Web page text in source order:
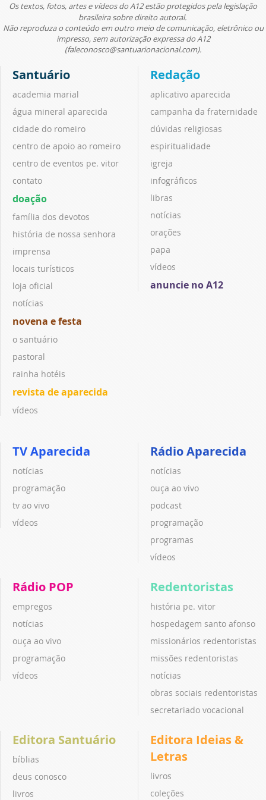
Os textos, fotos, artes e vídeos do A12 estão protegidos pela legislação
brasileira sobre direito autoral.
Não reproduza o conteúdo em outro meio de comunicação, eletrônico ou
impresso, sem autorização expressa do A12
(faleconosco@santuarionacional.com).
Santuário
academia marial
água mineral aparecida
cidade do romeiro
centro de apoio ao romeiro
centro de eventos pe. vitor
contato
doação
família dos devotos
história de nossa senhora
imprensa
locais turísticos
loja oficial
notícias
novena e festa
o santuário
pastoral
rainha hotéis
revista de aparecida
vídeos
Redação
aplicativo aparecida
campanha da fraternidade
dúvidas religiosas
espiritualidade
igreja
infográficos
libras
notícias
orações
papa
vídeos
anuncie no A12
TV Aparecida
notícias
programação
tv ao vivo
vídeos
Rádio Aparecida
notícias
ouça ao vivo
podcast
programação
programas
vídeos
Rádio POP
empregos
notícias
ouça ao vivo
programação
vídeos
Redentoristas
história pe. vitor
hospedagem santo afonso
missionários redentoristas
missões redentoristas
notícias
obras sociais redentoristas
secretariado vocacional
Editora Santuário
bíblias
deus conosco
livros
Editora Ideias &
Letras
livros
coleções